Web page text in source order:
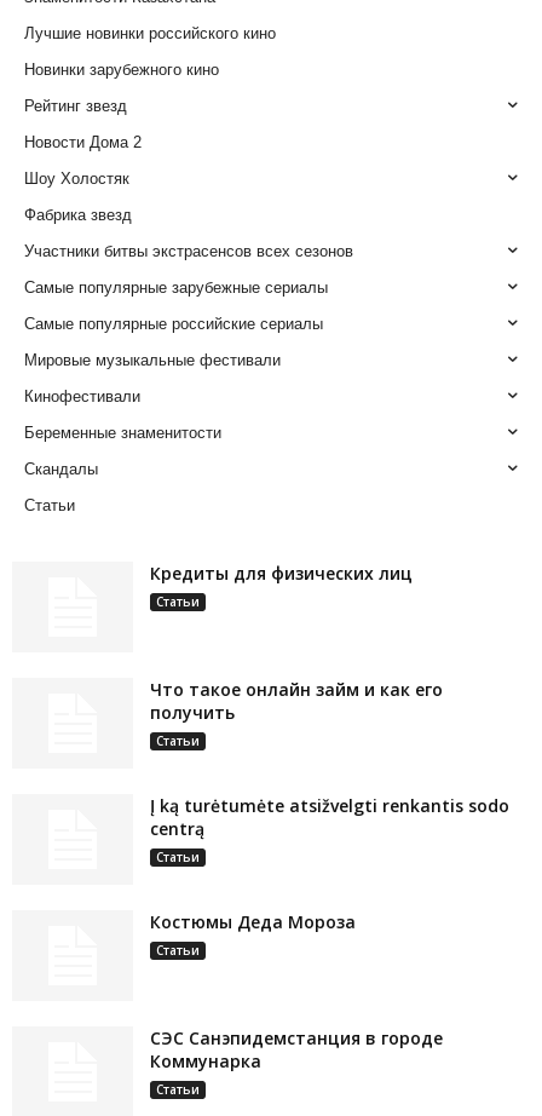
Лучшие новинки российского кино
Новинки зарубежного кино
Рейтинг звезд
Новости Дома 2
Шоу Холостяк
Фабрика звезд
Участники битвы экстрасенсов всех сезонов
Самые популярные зарубежные сериалы
Самые популярные российские сериалы
Мировые музыкальные фестивали
Кинофестивали
Беременные знаменитости
Скандалы
Статьи
Кредиты для физических лиц
Статьи
Что такое онлайн займ и как его
получить
Статьи
Į ką turėtumėte atsižvelgti renkantis sodo
centrą
Статьи
Костюмы Деда Мороза
Статьи
СЭС Санэпидемстанция в городе
Коммунарка
Статьи